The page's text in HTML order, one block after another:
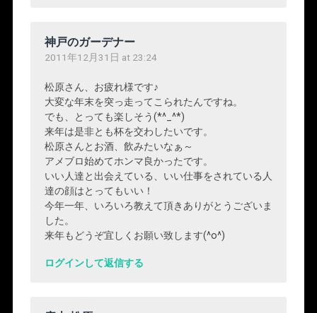
神戸のガーデナー
2011年12月31日 at 23:24
松原さん、お疲れ様です♪
大変な年末を突っ走ってこられたんですね。
でも、とっても楽しそう(*^_^*)
来年は是非とも杯を交わしたいです。
松原さんとお酒、飲みたいなぁ～
アメブロ始めてホンマ良かったです。
いい人達と出会えている、いい仕事をされている人
達の顔はとってもいい！
今年一年、いろいろ教えて頂きありがとうございま
した。
来年もどうぞ宜しくお願い致します(^o^)
ログインして返信する